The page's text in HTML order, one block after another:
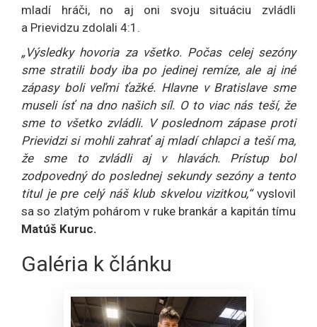
mladí hráči, no aj oni svoju situáciu zvládli
a Prievidzu zdolali 4:1.
„Výsledky hovoria za všetko. Počas celej sezóny
sme stratili body iba po jedinej remíze, ale aj iné
zápasy boli veľmi ťažké. Hlavne v Bratislave sme
museli ísť na dno našich síl. O to viac nás teší, že
sme to všetko zvládli. V poslednom zápase proti
Prievidzi si mohli zahrať aj mladí chlapci a teší ma,
že sme to zvládli aj v hlavách. Prístup bol
zodpovedný do poslednej sekundy sezóny a tento
titul je pre celý náš klub skvelou vizitkou,“vyslovil
sa so zlatým pohárom v ruke brankár a kapitán tímu
Matúš Kuruc.
Galéria k článku